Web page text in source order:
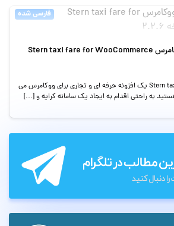
فارسی شده
افزونه کرایه تاکسی ووکامرس Stern taxi fare for WooCommerce
Stern taxi fare for WooCommerce یک افزونه حرفه ای و تجاری برای ووکامرس می
به راحتی اقدام به ایجاد یک سامانه کرایه و […]